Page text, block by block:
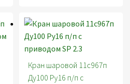
Кран шаровой 11с967п
Ду100 Ру16 п/п с